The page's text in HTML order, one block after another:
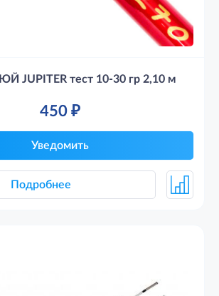
JUPITER тест 10-30 гр 2,10 м
450₽
Уведомить
Подробнее